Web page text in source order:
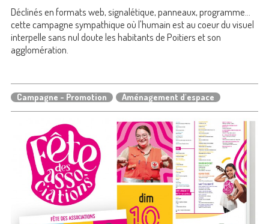
Déclinés en formats web, signalétique, panneaux, programme...
cette campagne sympathique où l'humain est au coeur du visuel
interpelle sans nul doute les habitants de Poitiers et son
agglomération.
Campagne - Promotion Aménagement d'espace